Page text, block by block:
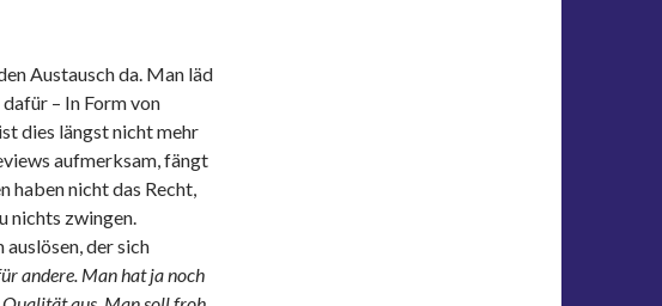
Austausch da. Man läd
– In Form von
dies längst nicht mehr
aufmerksam, fängt
haben nicht das Recht,
nichts zwingen.
auslösen, der sich
andere. Man hat ja noch